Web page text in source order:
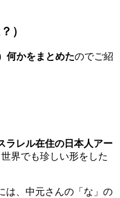
）
何かをまとめたのでご紹
ラレル在住の日本人アー
界でも珍しい形をした
は、中元さんの「な」の